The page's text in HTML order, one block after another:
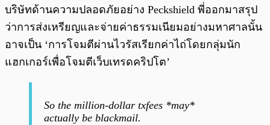
บริษัทด้านความปลอดภัยอย่าง Peckshield พี่ออกมาสรุป
ว่าการส่งเหรียญและจ่ายค่าธรรมเนียมอย่างมหาศาลนั้น
อาจเป็น ‘การโจมตีผ่านไวรัสเรียกค่าไถ่โดยกลุ่มนัก
แฮกเกอร์เพื่อโจมตีเว็บเทรดคริปโต’
So the million-dollar txfees *may*
actually be blackmail.